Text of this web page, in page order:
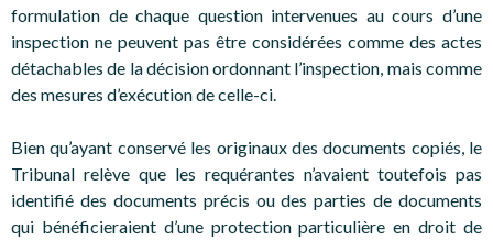
formulation de chaque question intervenues au cours d’une
inspection ne peuvent pas être considérées comme des actes
détachables de la décision ordonnant l’inspection, mais comme
des mesures d’exécution de celle-ci.
Bien qu’ayant conservé les originaux des documents copiés, le
Tribunal relève que les requérantes n’avaient toutefois pas
identifié des documents précis ou des parties de documents
qui bénéficieraient d’une protection particulière en droit de